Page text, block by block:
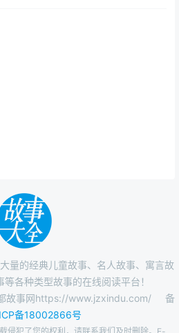
量的经典儿童故事、名人故事、寓言故
各种类型故事的在线阅读平台！
事网https://www.jzxindu.com/
备
备18002866号